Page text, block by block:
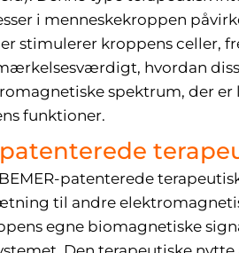
i menneskekroppen
stimulerer kroppens celler,
hvordan
spektrum, der
funktioner.
patenterede
til andre
egne biomagnetiske